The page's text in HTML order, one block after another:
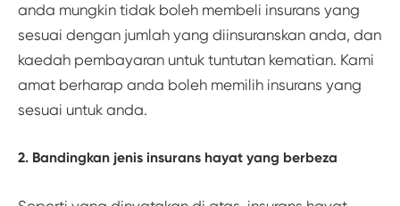
anda mungkin tidak boleh membeli insurans yang
sesuai dengan jumlah yang diinsuranskan anda, dan
kaedah pembayaran untuk tuntutan kematian. Kami
amat berharap anda boleh memilih insurans yang
sesuai untuk anda.
2. Bandingkan jenis insurans hayat yang berbeza